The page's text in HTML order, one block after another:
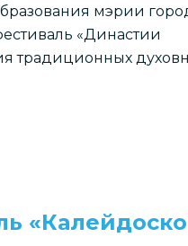
мэрии
«Династии
традиционных